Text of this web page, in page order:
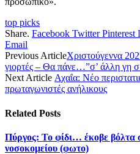
top picks
Share. Facebook Twitter Pinterest
Email
Previous ArticleΧριστούγεννα
γιορτές – Θα πάνε…”σ’ άλλη γη
Next Article Αχαΐα: Νέο
πρωταγωνιστές ανήλικους
Related Posts
Πύργος: Το φίδι… έκοβε βόλτα
νοσοκομείου (φωτο)